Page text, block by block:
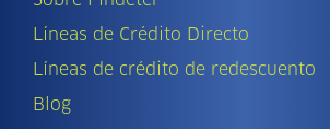
Líneas de Crédito Directo
Líneas de crédito de redescuento
Blog